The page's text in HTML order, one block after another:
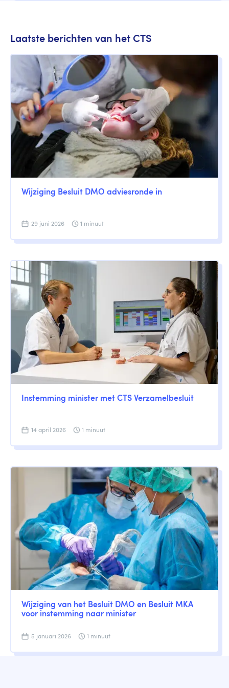
Laatste berichten van het CTS
Wijziging Besluit DMO adviesronde in
29 juni 2026 1 minuut
Instemming minister met CTS Verzamelbesluit
14 april 2026 1 minuut
Wijziging van het Besluit DMO en Besluit MKA
voor instemming naar minister
5 januari 2026 1 minuut